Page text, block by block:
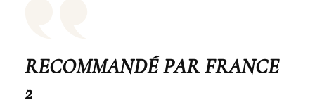
RECOMMANDÉ PAR FRANCE
2